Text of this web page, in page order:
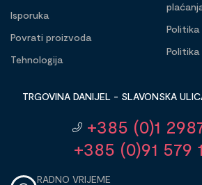
Isporuka
Povrati proizvoda
Tehnologija
Politika
TRGOVINA DANIJEL - SLAVONSKA
+385 (0)1
+385 (0)91 579
RADNO VRIJEME